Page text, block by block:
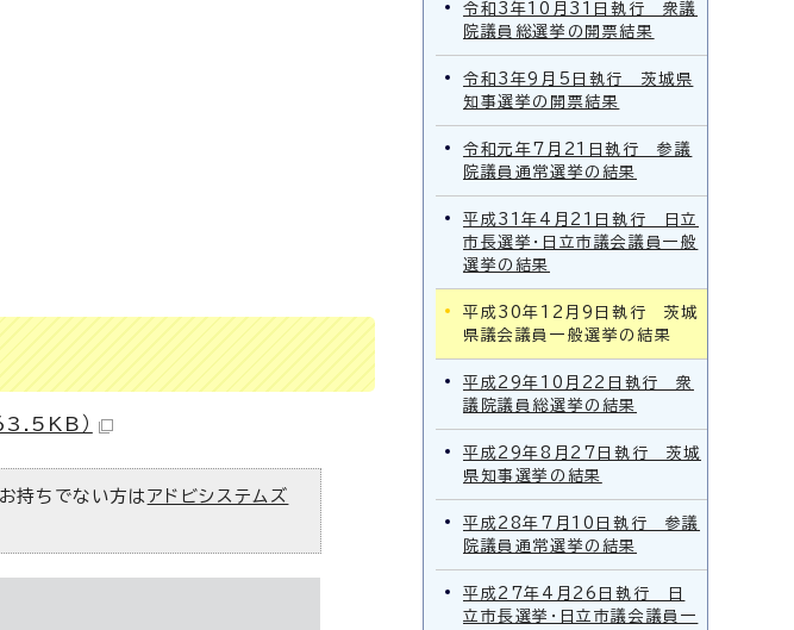
）
持ちでない方は アドビシステムズ
令和3年10月31日執行 衆議
院議員総選挙の開票結果
令和3年9月5日執行 茨城県
知事選挙の開票結果
令和元年7月21日執行 参議
院議員通常選挙の結果
平成31年4月21日執行 日立
市長選挙・日立市議会議員一般
選挙の結果
平成30年12月9日執行 茨城
県議会議員一般選挙の結果
平成29年10月22日執行 衆
議院議員総選挙の結果
平成29年8月27日執行 茨城
県知事選挙の結果
平成28年7月10日執行 参議
院議員通常選挙の結果
平成27年4月26日執行 日
立市長選挙・日立市議会議員一